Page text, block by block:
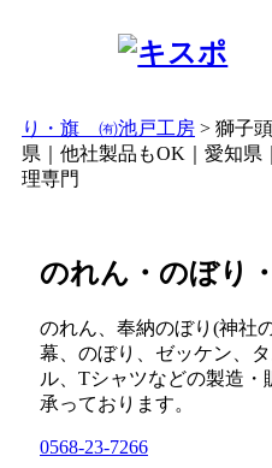
り・旗 ㈲池戸工房 > 獅子
県｜他社製品もOK｜愛知県
理専門
のれん・のぼり
のれん、奉納のぼり(神社
幕、のぼり、ゼッケン、
ル、Tシャツなどの製造
承っております。
0568-23-7266